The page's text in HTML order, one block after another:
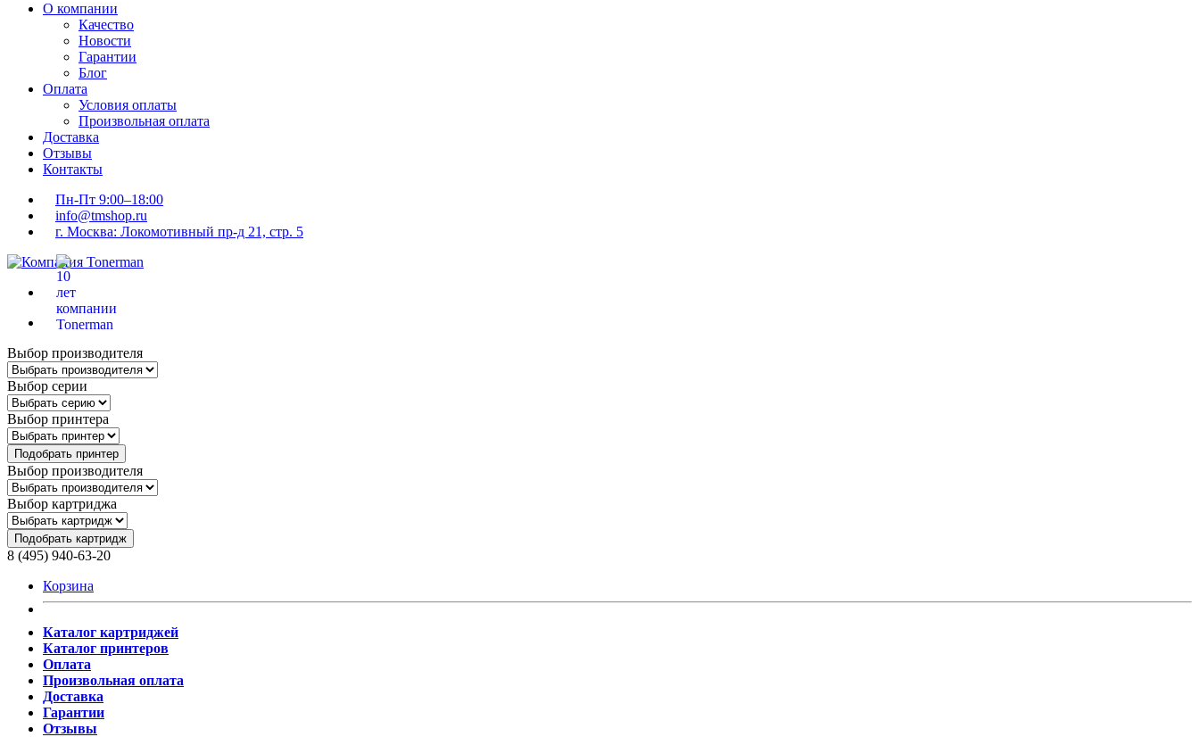
О компании
Качество
Новости
Гарантии
Блог
Оплата
Условия оплаты
Произвольная оплата
Доставка
Отзывы
Контакты
Пн-Пт 9:00–18:00
info@tmshop.ru
г. Москва: Локомотивный пр-д 21, стр. 5
Выбор производителя
Выбор серии
Выбор принтера
Подобрать принтер
Выбор производителя
Выбор картриджа
Подобрать картридж
8 (495) 940-63-20
Корзина
Каталог картриджей
Каталог принтеров
Оплата
Произвольная оплата
Доставка
Гарантии
Отзывы